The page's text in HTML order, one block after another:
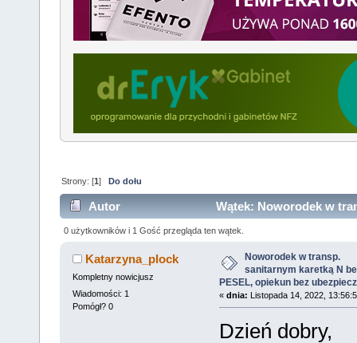
Strony: [1] Do dołu
Autor
Wątek: Noworodek w
PESEL, opiekun bez ubezpieczenia (Przeczytany
0 użytkowników i 1 Gość przegląda ten wątek.
Katarzyna_plock
Kompletny nowicjusz
Wiadomości: 1
Pomógł? 0
Noworodek w transp.
sanitarnym karetką N
PESEL, opiekun bez
« dnia: Listopada 14, 2022,
Dzień dobry,